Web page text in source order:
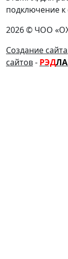
подключение к
2026 © ЧОО
Создание сайта
сайтов- РЭД